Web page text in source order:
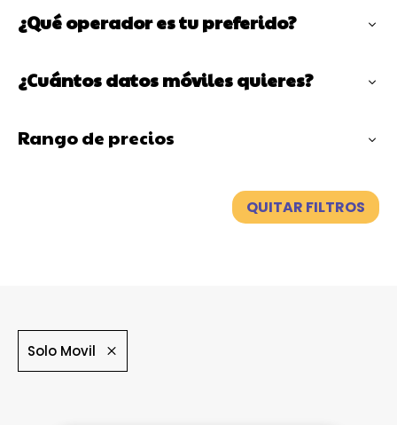
¿Qué operador es tu preferido?
¿Cuántos datos móviles quieres?
Rango de precios
QUITAR FILTROS
Solo Movil